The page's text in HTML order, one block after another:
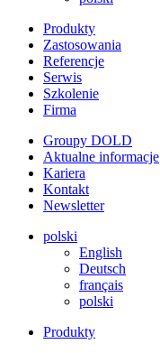
Produkty
Zastosowania
Referencje
Serwis
Szkolenie
Firma
Groupy DOLD
Aktualne informacje
Kariera
Kontakt
Newsletter
polski
English
Deutsch
français
polski
Produkty